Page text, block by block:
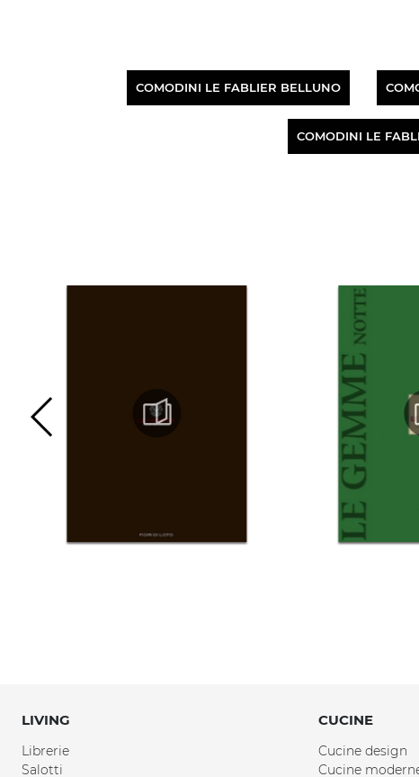
COMODINI LE FABLIER BELLUNO
COMODINI LE
LIVING
Librerie
Salotti
CUCINE
Cucine design
Cucine